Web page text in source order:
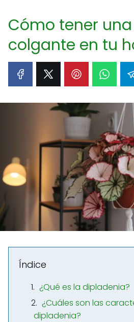
Cómo tener
colgante en tu
Índice
¿Qué es la dipladenia?
¿Cuáles son las
dipladenia?